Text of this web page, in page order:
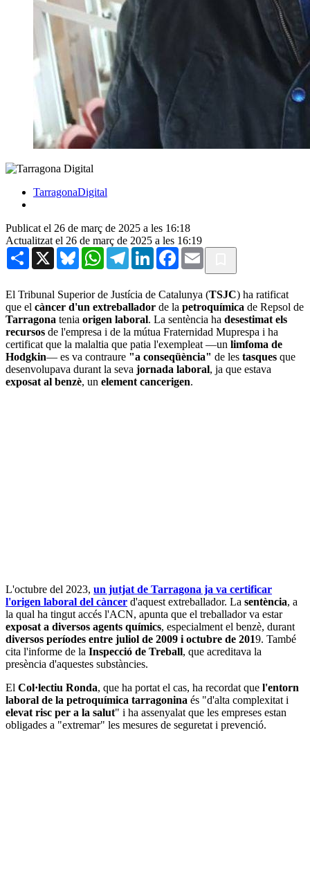
TarragonaDigital
Publicat el 26 de març de 2025 a les 16:18
Actualitzat el 26 de març de 2025 a les 16:19
Share X BlueskyWhatsAppTelegramLinkedInFacebook
Email
El Tribunal Superior de Justícia de Catalunya (TSJC) ha ratificat
que el càncer d'un extreballador de la petroquímica de Repsol de
Tarragona tenia origen laboral. La sentència ha desestimat els
recursos de l'empresa i de la mútua Fraternidad Muprespa i ha
certificat que la malaltia que patia l'exempleat —un limfoma de
Hodgkin— es va contraure "a conseqüència" de les tasques que
desenvolupava durant la seva jornada laboral, ja que estava
exposat al benzè, un element cancerigen.
L'octubre del 2023, un jutjat de Tarragona ja va certificar
l'origen laboral del càncer d'aquest extreballador. La sentència, a
la qual ha tingut accés l'ACN, apunta que el treballador va estar
exposat a diversos agents químics, especialment el benzè, durant
diversos períodes entre juliol de 2009 i octubre de 2019. També
cita l'informe de la Inspecció de Treball, que acreditava la
presència d'aquestes substàncies.
El Col·lectiu Ronda, que ha portat el cas, ha recordat que l'entorn
laboral de la petroquímica tarragonina és "d'alta complexitat i
elevat risc per a la salut" i ha assenyalat que les empreses estan
obligades a "extremar" les mesures de seguretat i prevenció.